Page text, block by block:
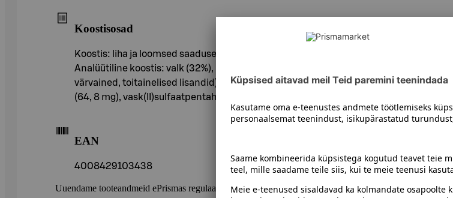
Koostisosad
Koostis: liha ja loomsed saadused (millest 4% kanaliha), teravili, rasvad ja õlid,
Analüütiline koostis: valk (32%), rasv (25%), anorgaaniline aine (9%), toorkiud (1,
värvained, toitainelised lisandid) / kg: A-vitamiin (6460 IU), B1-vitamiin (9, 9 m g),
(64, 8 mg), vask(II)sulfaatpentahüdraat (26, 7 mg), mangaan(II)sulfaatmonohüdraat
EAN
4008429103438
Uuendame tooteandmeid ePrismas regulaarselt. Soovitame siiski toote koostisosi kontrollida ka pakendilt.